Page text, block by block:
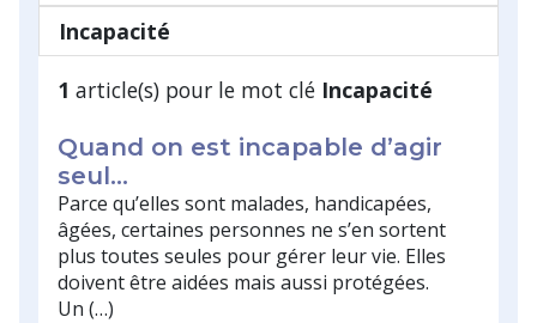
Incapacité
1 article(s) pour le mot clé Incapacité
Quand on est incapable d’agir
seul...
Parce qu’elles sont malades, handicapées,
âgées, certaines personnes ne s’en sortent
plus toutes seules pour gérer leur vie. Elles
doivent être aidées mais aussi protégées.
Un (…)